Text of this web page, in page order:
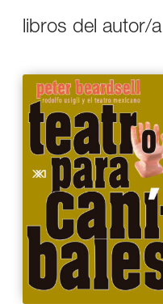
libros del autor/a